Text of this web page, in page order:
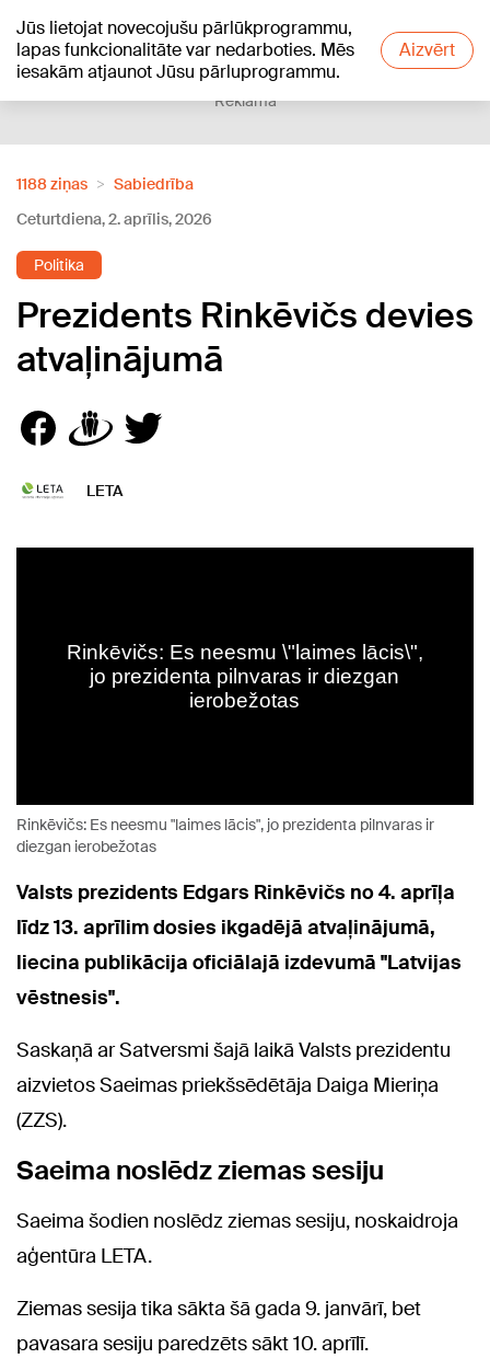
Jūs lietojat novecojušu pārlūkprogrammu,
lapas funkcionalitāte var nedarboties. Mēs
iesakām atjaunot Jūsu pārluprogrammu.
Aizvērt
+21°C
Reklāma
1188 ziņas
Sabiedrība
Ceturtdiena, 2. aprīlis, 2026
Politika
Prezidents Rinkēvičs devies
atvaļinājumā
LETA
Rinkēvičs: Es neesmu "laimes lācis", jo prezidenta pilnvaras ir
diezgan ierobežotas
Valsts prezidents Edgars Rinkēvičs no 4. aprīļa
līdz 13. aprīlim dosies ikgadējā atvaļinājumā,
liecina publikācija oficiālajā izdevumā "Latvijas
vēstnesis".
Saskaņā ar Satversmi šajā laikā Valsts prezidentu
aizvietos Saeimas priekšsēdētāja Daiga Mieriņa
(ZZS).
Saeima noslēdz ziemas sesiju
Saeima šodien noslēdz ziemas sesiju, noskaidroja
aģentūra LETA.
Ziemas sesija tika sākta šā gada 9. janvārī, bet
pavasara sesiju paredzēts sākt 10. aprīlī.